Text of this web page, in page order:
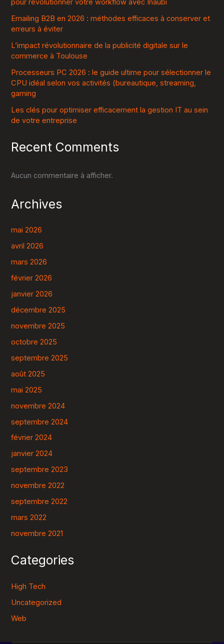
pour révolutionner votre workflow avec Inaubi
Emailing B2B en 2026 : méthodes efficaces à conserver et
erreurs à éviter
L’impact révolutionnaire de la publicité digitale sur le
commerce à Toulouse
Processeurs PC 2026 : le guide ultime pour sélectionner le
CPU idéal selon vos activités (bureautique, streaming,
gaming
Les clés pour optimiser efficacement la gestion IT au sein
de votre entreprise
Recent Comments
Aucun commentaire à afficher.
Archives
mai 2026
avril 2026
mars 2026
février 2026
janvier 2026
décembre 2025
novembre 2025
octobre 2025
septembre 2025
août 2025
mai 2025
novembre 2024
septembre 2024
février 2024
janvier 2024
septembre 2023
novembre 2022
septembre 2022
mars 2022
novembre 2021
Categories
High Tech
Uncategorized
Web